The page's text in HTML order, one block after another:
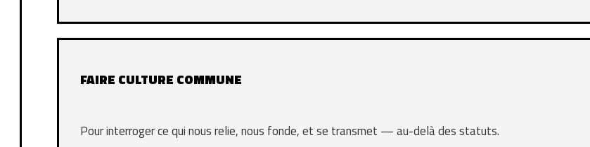
FAIRE CULTURE COMMUNE
Pour interroger ce qui nous relie, nous fonde, et se transmet — au-delà des statuts.